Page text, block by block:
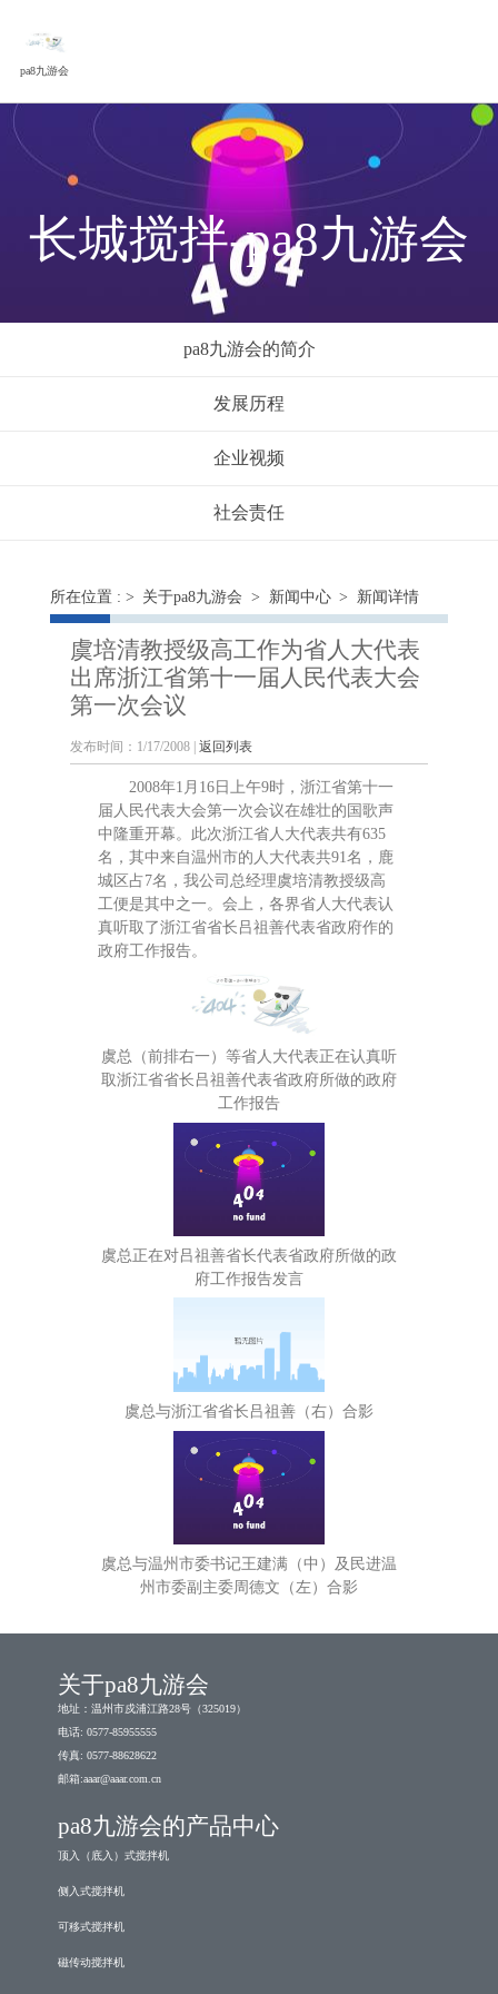
pa8九游会
长城搅拌-pa8九游会
pa8九游会的简介
发展历程
企业视频
社会责任
所在位置 : > 关于pa8九游会 > 新闻中心 > 新闻详情
虞培清教授级高工作为省人大代表
出席浙江省第十一届人民代表大会
第一次会议
发布时间：1/17/2008 | 返回列表
2008年1月16日上午9时，浙江省第十一
届人民代表大会第一次会议在雄壮的国歌声
中隆重开幕。此次浙江省人大代表共有635
名，其中来自温州市的人大代表共91名，鹿
城区占7名， 我公司总经理虞培清教授级高
工便是其中之一。会上，各界省人大代表认
真听取了浙江省省长吕祖善代表省政府作的
政府工作报告。
虞总（前排右一）等省人大代表正在认真听
取浙江省省长吕祖善代表省政府所做的政府
工作报告
虞总正在对吕祖善省长代表省政府所做的政
府工作报告发言
虞总与浙江省省长吕祖善（右）合影
虞总与温州市委书记王建满（中）及民进温
州市委副主委周德文（左）合影
关于pa8九游会
地址：温州市戍浦江路28号（325019）
电话: 0577-85955555
传真: 0577-88628622
邮箱:aaar@aaar.com.cn
pa8九游会的产品中心
顶入（底入）式搅拌机
侧入式搅拌机
可移式搅拌机
磁传动搅拌机